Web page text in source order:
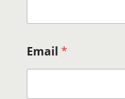
Email*